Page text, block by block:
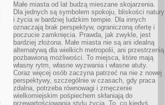
Małe miasta od lat budzą mieszane skojarzenia.
Dla jednych są symbolem spokoju, bliskości natury
i życia w bardziej ludzkim tempie. Dla innych
oznaczają brak perspektyw, ograniczoną ofertę i
poczucie zamknięcia. Prawda, jak zwykle, jest
bardziej złożona. Małe miasta nie są ani idealną
alternatywą dla wielkich metropolii, ani przestrzenią
pozbawioną możliwości. To miejsca, które mają
własny rytm, własne wyzwania i własne atuty.
Coraz więcej osób zaczyna patrzeć na nie z nowej
perspektywy, szczególnie w czasach, gdy praca
zdalna, potrzeba równowagi i zmęczenie
wielkomiejskim pośpiechem skłaniają do
przewartościowania stylu życia. To, co kiedyś